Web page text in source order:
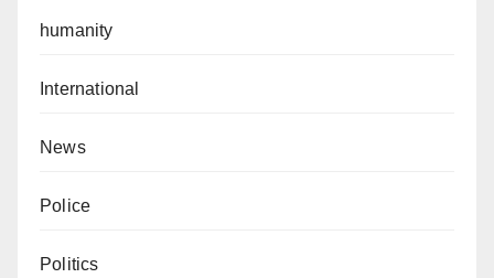
humanity
International
News
Police
Politics